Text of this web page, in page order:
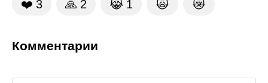
❤️ 3 🙏 2 😹 1 🙀 😿
Комментарии